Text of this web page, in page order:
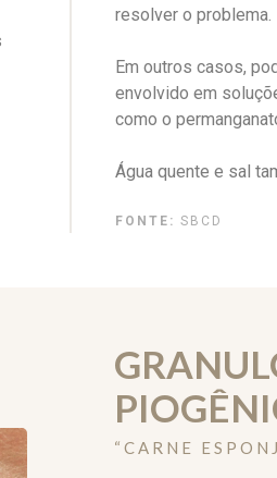
resolver o problema.
Em outros casos,
envolvido em
como o
Água quente e sal
FONTE: SBCD
“CARNE